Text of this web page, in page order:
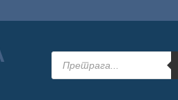
Products
search